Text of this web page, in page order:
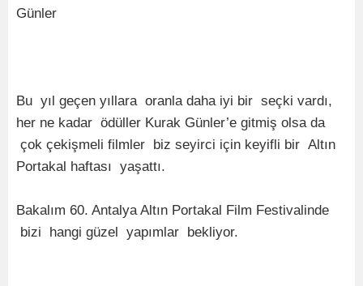
Günler
Bu yıl geçen yıllara oranla daha iyi bir seçki vardı,
her ne kadar ödüller Kurak Günler’e gitmiş olsa da
çok çekişmeli filmler biz seyirci için keyifli bir Altın
Portakal haftası yaşattı.
Bakalım 60. Antalya Altın Portakal Film Festivalinde
bizi hangi güzel yapımlar bekliyor.